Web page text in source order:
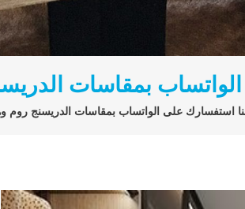
بمقاسات
استفسارك على الواتساب بمقاسات الدريسنج روم